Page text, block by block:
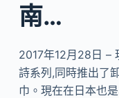
南…
2017年12月28日 –
詩系列,同時推出了
巾。現在在日本也